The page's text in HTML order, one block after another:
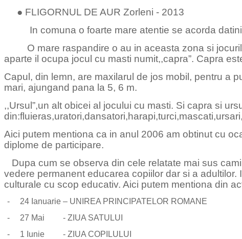
● FLIGORNUL DE AUR Zorleni - 2013
In comuna o foarte mare atentie se acorda
O mare raspandire o au in aceasta zona si
aparte il ocupa jocul cu masti numit,,capra”. Capra
Capul, din lemn, are maxilarul de jos mobil, pentru a
mari, ajungand pana la 5, 6 m.
,,Ursul”,un alt obicei al jocului cu masti. Si capra si
Aici putem mentiona ca in anul 2006 am obtinut cu
diplome de participare.
Dupa cum se observa din cele relatate mai sus
vedere permanent educarea copiilor dar si a
culturale cu scop educativ. Aici putem mentiona din
-
24 Ianuarie – UNIREA PRINCIPATELOR ROMANE
-
27 Mai - ZIUA SATULUI
-
1 Iunie - ZIUA COPILULUI